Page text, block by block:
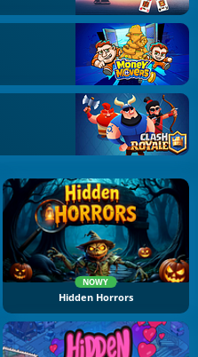
NOWY
Hidden Horrors